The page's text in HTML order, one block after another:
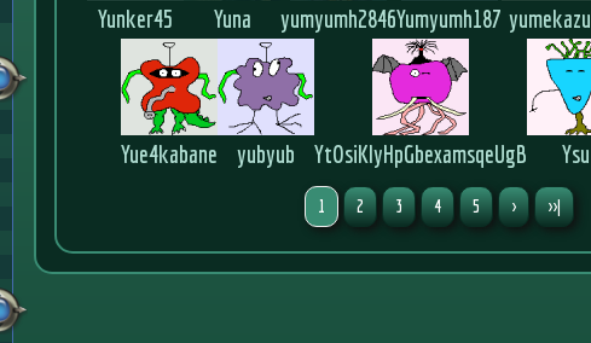
Yunker45 Yuna yumyumh2846Yumyumh187 yumekazu
Yue4kabane yubyub YtOsiKIyHpGbexamsqeUgB Ysu
1 2 3 4 5 > >>|